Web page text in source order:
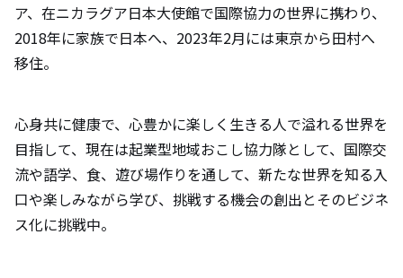
ア、在ニカラグア日本大使館で国際協力の世界に携わり、
2018年に家族で日本へ、2023年2月には東京から田村へ
移住。
心身共に健康で、心豊かに楽しく生きる人で溢れる世界を
目指して、現在は起業型地域おこし協力隊として、国際交
流や語学、食、遊び場作りを通して、新たな世界を知る入
口や楽しみながら学び、挑戦する機会の創出とそのビジネ
ス化に挑戦中。